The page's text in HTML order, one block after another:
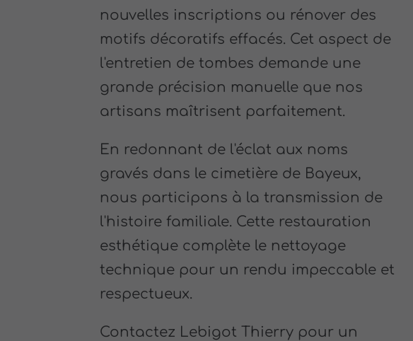
nouvelles inscriptions ou rénover des
motifs décoratifs effacés. Cet aspect de
l'entretien de tombes demande une
grande précision manuelle que nos
artisans maîtrisent parfaitement.
En redonnant de l'éclat aux noms
gravés dans le cimetière de Bayeux,
nous participons à la transmission de
l'histoire familiale. Cette restauration
esthétique complète le nettoyage
technique pour un rendu impeccable et
respectueux.
Contactez Lebigot Thierry pour un